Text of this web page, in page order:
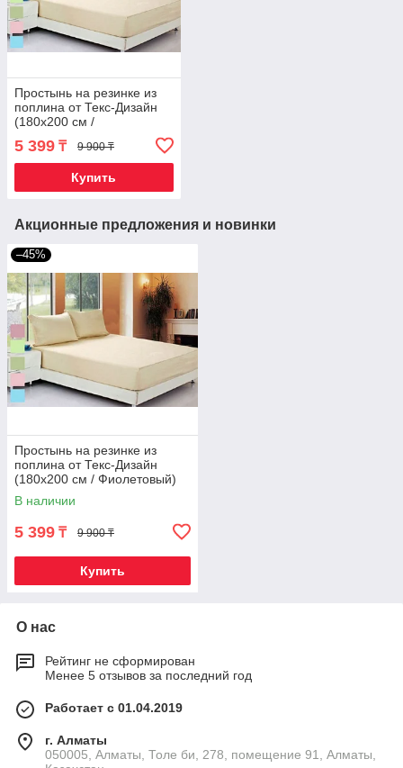
Простынь на резинке из
поплина от Текс-Дизайн
(180х200 см /
Фиолетовый)
5 399 ₸ 9 900 ₸
Купить
Акционные предложения и новинки
–45%
Простынь на резинке из
поплина от Текс-Дизайн
(180х200 см / Фиолетовый)
В наличии
5 399 ₸ 9 900 ₸
Купить
О нас
Рейтинг не сформирован
Менее 5 отзывов за последний год
Работает с 01.04.2019
г. Алматы
050005, Алматы, Толе би, 278, помещение 91, Алматы,